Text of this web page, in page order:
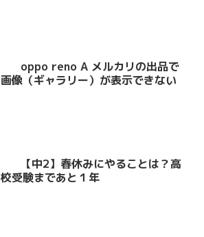
画像（ギャラリー）が表示できない
校受験まであと１年